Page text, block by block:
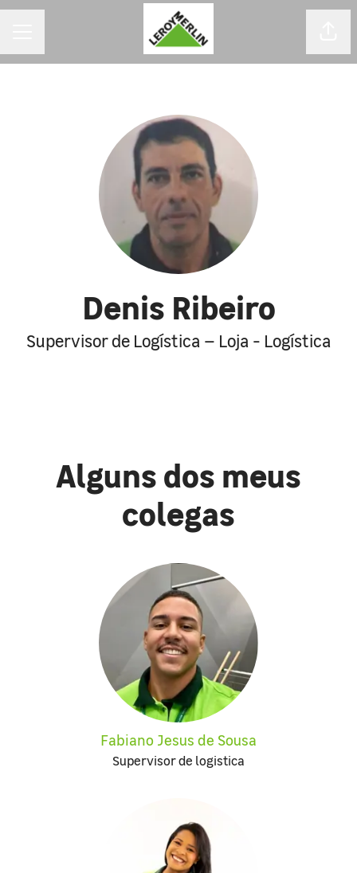
Denis Ribeiro
Supervisor de Logística – Loja - Logística
Alguns dos meus
colegas
Fabiano Jesus de Sousa
Supervisor de logistica